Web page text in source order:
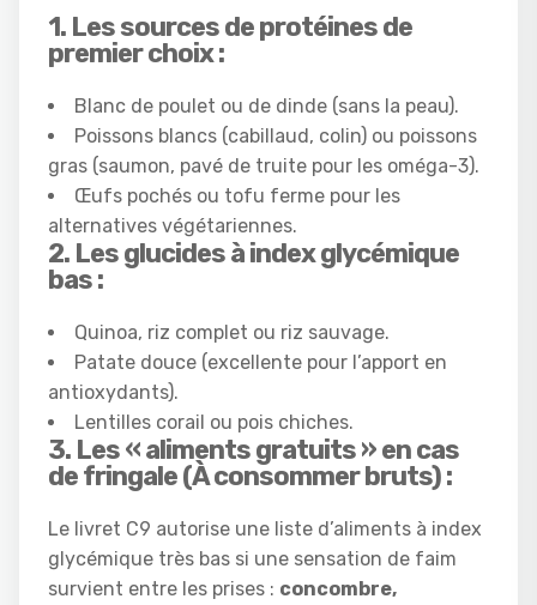
1. Les sources de protéines de
premier choix :
Blanc de poulet ou de dinde (sans la peau).
Poissons blancs (cabillaud, colin) ou poissons
gras (saumon, pavé de truite pour les oméga-3).
Œufs pochés ou tofu ferme pour les
alternatives végétariennes.
2. Les glucides à index glycémique
bas :
Quinoa, riz complet ou riz sauvage.
Patate douce (excellente pour l’apport en
antioxydants).
Lentilles corail ou pois chiches.
3. Les « aliments gratuits » en cas
de fringale (À consommer bruts) :
Le livret C9 autorise une liste d’aliments à index
glycémique très bas si une sensation de faim
survient entre les prises : concombre,